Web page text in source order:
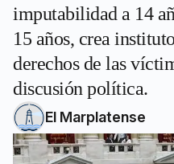
imputabilidad a 14
15 años, crea
derechos de las
discusión política.
El Marplatense